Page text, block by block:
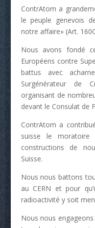
ContrAtom a
le peuple genevois
notre affaire» (Art.
Nous avons fondé
Européens contre
battus avec
Surgénérateur de
organisant de
devant le Consulat de
ContrAtom a
suisse le
constructions de
Suisse.
Nous nous battons
au CERN et pour
radioactivité y soit
Nous nous